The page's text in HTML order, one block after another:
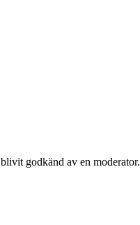
godkänd av en moderator.